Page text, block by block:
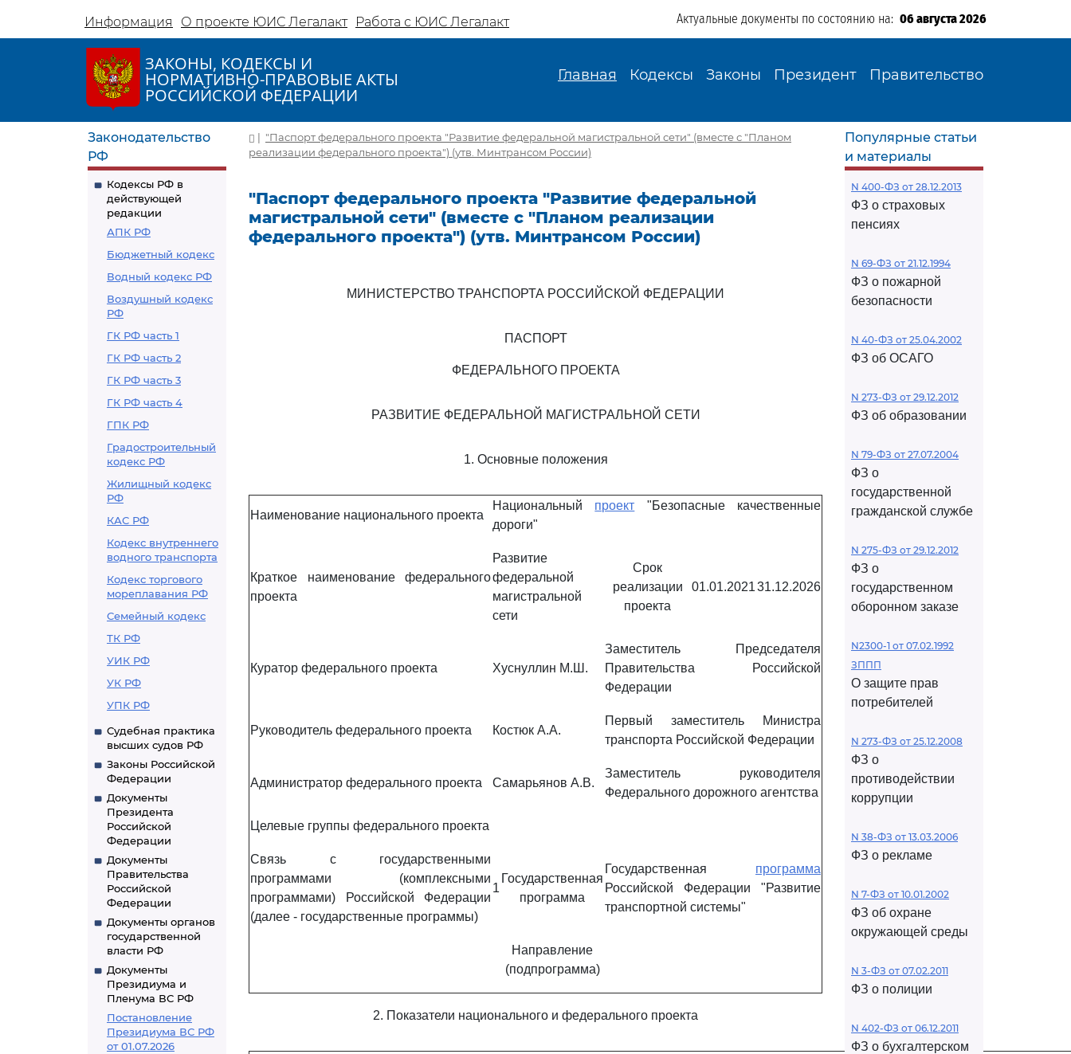
Информация О проекте ЮИС Легалакт Работа с ЮИС Легалакт Актуальные документы по состоянию на: 06 августа 2026
ЗАКОНЫ, КОДЕКСЫ И
НОРМАТИВНО-ПРАВОВЫЕ АКТЫ
РОССИЙСКОЙ ФЕДЕРАЦИИ
Главная Кодексы Законы Президент Правительство
Законодательство
РФ
Кодексы РФ в
действующей
редакции
АПК РФ
Бюджетный кодекс
Водный кодекс РФ
Воздушный кодекс
РФ
ГК РФ часть 1
ГК РФ часть 2
ГК РФ часть 3
ГК РФ часть 4
ГПК РФ
Градостроительный
кодекс РФ
Жилищный кодекс
РФ
КАС РФ
Кодекс внутреннего
водного транспорта
Кодекс торгового
мореплавания РФ
Семейный кодекс
ТК РФ
УИК РФ
УК РФ
УПК РФ
Судебная практика
высших судов РФ
Законы Российской
Федерации
Документы
Президента
Российской
Федерации
Документы
Правительства
Российской
Федерации
Документы органов
государственной
власти РФ
Документы
Президиума и
Пленума ВС РФ
Постановление
Президиума ВС РФ
от 01.07.2026
| "Паспорт федерального проекта "Развитие федеральной магистральной сети" (вместе с "Планом
реализации федерального проекта") (утв. Минтрансом России)
"Паспорт федерального проекта "Развитие федеральной
магистральной сети" (вместе с "Планом реализации
федерального проекта") (утв. Минтрансом России)
МИНИСТЕРСТВО ТРАНСПОРТА РОССИЙСКОЙ ФЕДЕРАЦИИ
ПАСПОРТ
ФЕДЕРАЛЬНОГО ПРОЕКТА
РАЗВИТИЕ ФЕДЕРАЛЬНОЙ МАГИСТРАЛЬНОЙ СЕТИ
1. Основные положения
Наименование национального проекта
Национальный проект "Безопасные качественные
дороги"
Краткое наименование федерального
проекта
Развитие
федеральной
магистральной
сети
Срок
реализации
проекта
01.01.202131.12.2026
Куратор федерального проекта Хуснуллин М.Ш.
Заместитель Председателя
Правительства Российской
Федерации
Руководитель федерального проекта Костюк А.А.
Первый заместитель Министра
транспорта Российской Федерации
Администратор федерального проекта Самарьянов А.В.
Заместитель руководителя
Федерального дорожного агентства
Целевые группы федерального проекта
Связь с государственными
программами (комплексными
программами) Российской Федерации
(далее - государственные программы)
1
Государственная
программа
Государственная программа
Российской Федерации "Развитие
транспортной системы"
Направление
(подпрограмма)
2. Показатели национального и федерального проекта
Популярные статьи
и материалы
N 400-ФЗ от 28.12.2013
ФЗ о страховых
пенсиях
N 69-ФЗ от 21.12.1994
ФЗ о пожарной
безопасности
N 40-ФЗ от 25.04.2002
ФЗ об ОСАГО
N 273-ФЗ от 29.12.2012
ФЗ об образовании
N 79-ФЗ от 27.07.2004
ФЗ о
государственной
гражданской службе
N 275-ФЗ от 29.12.2012
ФЗ о
государственном
оборонном заказе
N2300-1 от 07.02.1992
ЗППП
О защите прав
потребителей
N 273-ФЗ от 25.12.2008
ФЗ о
противодействии
коррупции
N 38-ФЗ от 13.03.2006
ФЗ о рекламе
N 7-ФЗ от 10.01.2002
ФЗ об охране
окружающей среды
N 3-ФЗ от 07.02.2011
ФЗ о полиции
N 402-ФЗ от 06.12.2011
ФЗ о бухгалтерском